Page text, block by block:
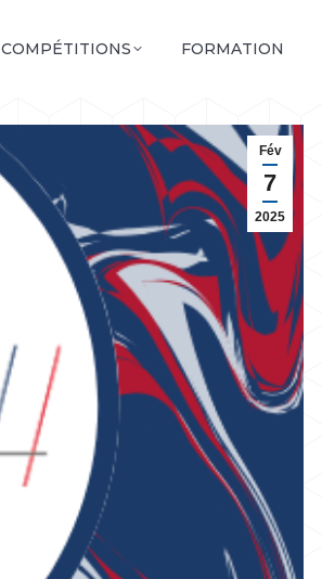
COMPÉTITIONS FORMATION
Fév
7
2025